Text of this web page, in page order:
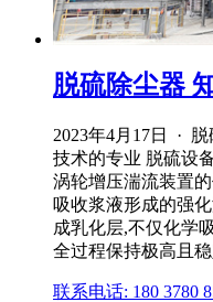
脱硫除尘器
2023年4月17日 ·
技术的专业 脱硫设
涡轮增压湍流装置
吸收浆液形成的强
成乳化层,不仅化学
全过程保持极高且
联系电话: 180 3780